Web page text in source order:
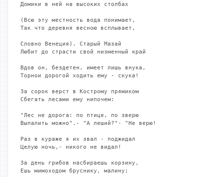
Домики в ней на высоких столбах
(Всю эту местность вода понимает,
Так что деревня весною всплывает,
Словно Венеция). Старый Мазай
Любит до страсти свой низменный край
Вдов он, бездетен, имеет лишь внука,
Торнои дорогой ходить ему - скука!
За сорок верст в Кострому прямиком
Сбегать лесами ему нипочем:
"Лес не дорога: по птице, по зверю
Выпалить можно".- "А леший?"- "Не верю!
Раз в кураже я их звал - поджидал
Целую ночь,- никого не видал!
За день грибов насбираешь корзину,
Ешь мимоходом бруснику, малину;